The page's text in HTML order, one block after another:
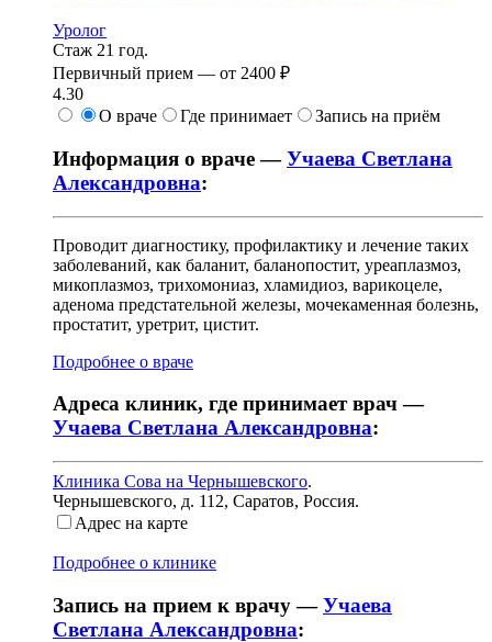
Уролог
Стаж 21 год.
Первичный прием — от 2400 ₽
4.30
О враче
Где принимает Запись на приём
Информация о враче —Учаева Светлана
Александровна:
Проводит диагностику, профилактику и лечение таких
заболеваний, как баланит, баланопостит, уреаплазмоз,
микоплазмоз, трихомониаз, хламидиоз, варикоцеле,
аденома предстательной железы, мочекаменная болезнь,
простатит, уретрит, цистит.
Подробнее о враче
Адреса клиник, где принимает врач —
Учаева Светлана Александровна:
Клиника Сова на Чернышевского.
Чернышевского, д. 112, Саратов, Россия.
Адрес на карте
Подробнее о клинике
Запись на прием к врачу —Учаева
Светлана Александровна: